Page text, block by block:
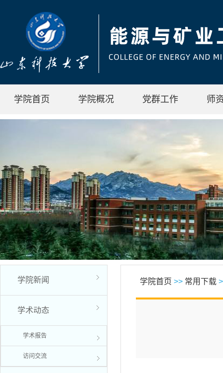
学院首页 学院概况 党群工作 师
学院新闻
学术动态
学术报告
访问交流
学院首页 >> 常用下载